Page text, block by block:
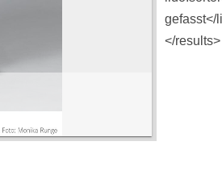
gefasst</
</results>